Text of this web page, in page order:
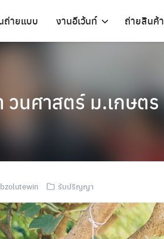
ถ่ายแบบ งานอีเว้นท์ ถ่ายสินค้า
นศาสตร์ ม.เกษตร
รับปริญญา